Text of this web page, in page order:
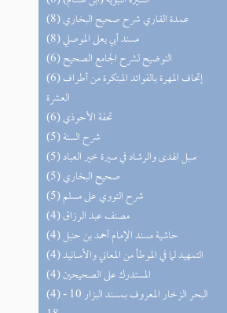
(8) عمدة القاري شرح صحيح البخاري
(8) مسند أبي يعلى الموصلي
(6) التوضيح لشرح الجامع الصحيح
(6) إتحاف المهرة بالفوائد المبتكرة من أطراف
العشرة
(6) تحفة الأحوذي
(5) شرح السنة
(5) سبل الهدى والرشاد في سيرة خير العباد
(5) صحيح البخاري
(5) شرح النووي على مسلم
(4) مصنف عبد الرزاق
(4) حاشية مسند الإمام أحمد بن حنبل
(4) التمهيد لما في الموطأ من المعاني والأسانيد
(4) المستدرك على الصحيحين
(4) البحر الزخار المعروف بمسند البزار 10 -